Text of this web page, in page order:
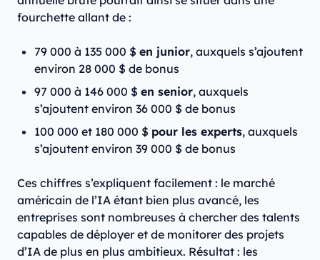
fourchette allant de :
79 000 à 135 000 $ en junior, auxquels s’ajoutent
environ 28 000 $ de bonus
97 000 à 146 000 $ en senior, auxquels
s’ajoutent environ 36 000 $ de bonus
100 000 et 180 000 $ pour les experts, auxquels
s’ajoutent environ 39 000 $ de bonus
Ces chiffres s’expliquent facilement : le marché
américain de l’IA étant bien plus avancé, les
entreprises sont nombreuses à chercher des talents
capables de déployer et de monitorer des projets
d’IA de plus en plus ambitieux. Résultat : les